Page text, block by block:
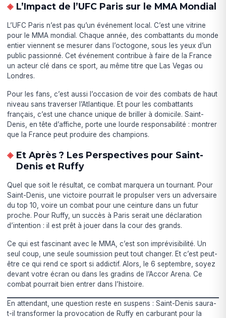
L’Impact de l’UFC Paris sur le MMA Mondial
L’UFC Paris n’est pas qu’un événement local. C’est une vitrine
pour le MMA mondial. Chaque année, des combattants du monde
entier viennent se mesurer dans l’octogone, sous les yeux d’un
public passionné. Cet événement contribue à faire de la France
un acteur clé dans ce sport, au même titre que Las Vegas ou
Londres.
Pour les fans, c’est aussi l’occasion de voir des combats de haut
niveau sans traverser l’Atlantique. Et pour les combattants
français, c’est une chance unique de briller à domicile. Saint-
Denis, en tête d’affiche, porte une lourde responsabilité : montrer
que la France peut produire des champions.
Et Après ? Les Perspectives pour Saint-
Denis et Ruffy
Quel que soit le résultat, ce combat marquera un tournant. Pour
Saint-Denis, une victoire pourrait le propulser vers un adversaire
du top 10, voire un combat pour une ceinture dans un futur
proche. Pour Ruffy, un succès à Paris serait une déclaration
d’intention : il est prêt à jouer dans la cour des grands.
Ce qui est fascinant avec le MMA, c’est son imprévisibilité. Un
seul coup, une seule soumission peut tout changer. Et c’est peut-
être ce qui rend ce sport si addictif. Alors, le 6 septembre, soyez
devant votre écran ou dans les gradins de l’Accor Arena. Ce
combat pourrait bien entrer dans l’histoire.
En attendant, une question reste en suspens : Saint-Denis saura-
t-il transformer la provocation de Ruffy en carburant pour la